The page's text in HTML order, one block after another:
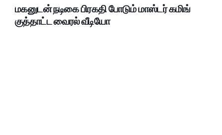
மகனுடன் நடிகை பிரகதி போடும் மாஸ்டர் கமிங்
குத்தாட்ட வைரல் வீடியோ